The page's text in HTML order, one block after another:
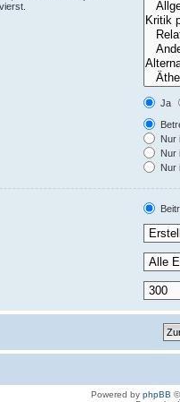
Ja
Nur
Nur
Nur
Powered by phpBB